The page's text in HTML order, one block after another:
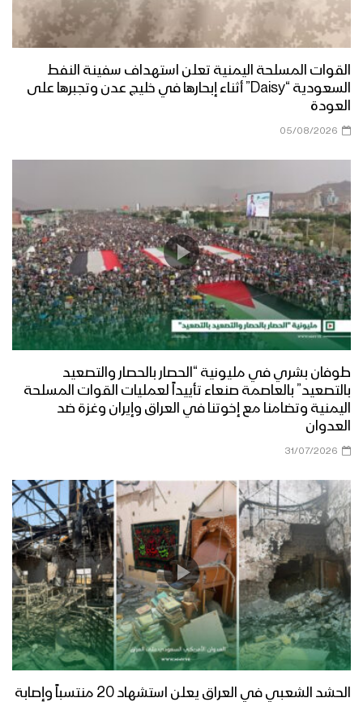
القوات المسلحة اليمنية تعلن استهداف سفينة النفط
السعودية “Daisy” أثناء إبحارها في خليج عدن وتجبرها على
العودة
05/08/2026
طوفان بشري في مليونية “الحصار بالحصار والتصعيد
بالتصعيد” بالعاصمة صنعاء تأييداً لعمليات القوات المسلحة
اليمنية وتضامنا مع إخوتنا في العراق وإيران وغزة ضد
العدوان
31/07/2026
الحشد الشعبي في العراق يعلن استشهاد 20 منتسباً وإصابة